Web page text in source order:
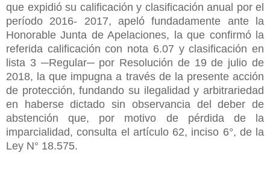
que expidió su calificación y clasificación anual por el
período 2016- 2017, apeló fundadamente ante la
Honorable Junta de Apelaciones, la que confirmó la
referida calificación con nota 6.07 y clasificación en
lista 3 ─Regular─ por Resolución de 19 de julio de
2018, la que impugna a través de la presente acción
de protección, fundando su ilegalidad y arbitrariedad
en haberse dictado sin observancia del deber de
abstención que, por motivo de pérdida de la
imparcialidad, consulta el artículo 62, inciso 6°, de la
Ley N° 18.575.